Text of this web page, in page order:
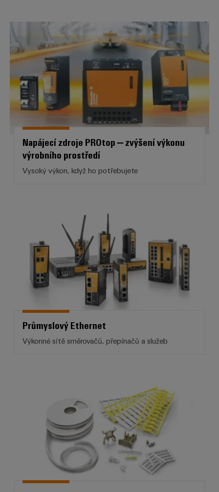
Napájecí zdroje PROtop –
Napájecí zdroje PROtop – zvýšení výkonu
výrobního prostředí
Vysoký výkon, když ho potřebujete
Průmyslový Ethernet
Výkonné sítě směrovačů, přepínačů a služeb